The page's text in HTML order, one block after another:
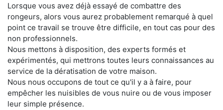
Lorsque vous avez déjà essayé de combattre des
rongeurs, alors vous aurez probablement remarqué à quel
point ce travail se trouve être difficile, en tout cas pour des
non professionnels.
Nous mettons à disposition, des experts formés et
expérimentés, qui mettrons toutes leurs connaissances au
service de la dératisation de votre maison.
Nous nous occupons de tout ce qu'il y a à faire, pour
empêcher les nuisibles de vous nuire ou de vous imposer
leur simple présence.